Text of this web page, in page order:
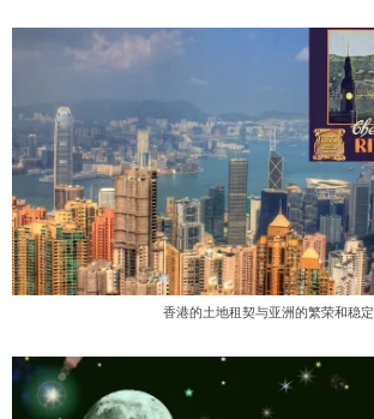
香港的土地租契与亚洲的繁荣和稳定